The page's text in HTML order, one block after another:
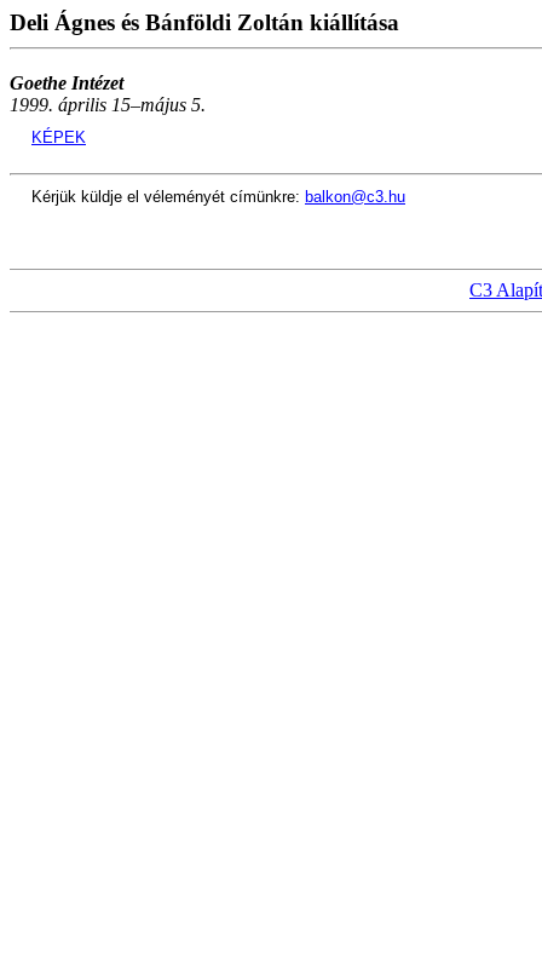
Deli Ágnes és Bánföldi Zoltán kiállítása
Goethe Intézet
1999. április 15–május 5.
KÉPEK
Kérjük küldje el véleményét címünkre: balkon@c3.hu
C3